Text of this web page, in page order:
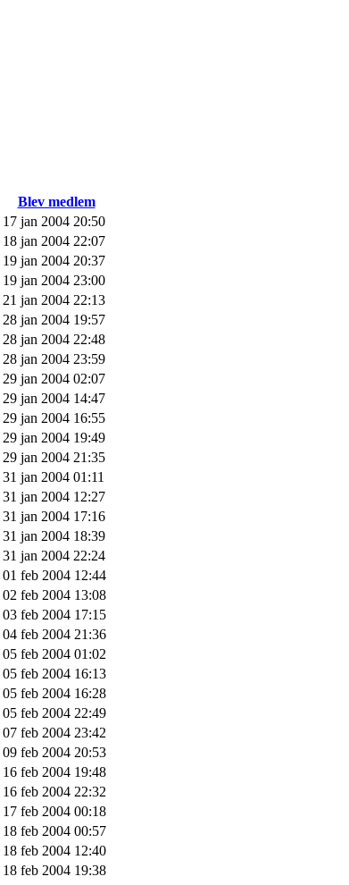
Blev medlem
17 jan 2004 20:50
18 jan 2004 22:07
19 jan 2004 20:37
19 jan 2004 23:00
21 jan 2004 22:13
28 jan 2004 19:57
28 jan 2004 22:48
28 jan 2004 23:59
29 jan 2004 02:07
29 jan 2004 14:47
29 jan 2004 16:55
29 jan 2004 19:49
29 jan 2004 21:35
31 jan 2004 01:11
31 jan 2004 12:27
31 jan 2004 17:16
31 jan 2004 18:39
31 jan 2004 22:24
01 feb 2004 12:44
02 feb 2004 13:08
03 feb 2004 17:15
04 feb 2004 21:36
05 feb 2004 01:02
05 feb 2004 16:13
05 feb 2004 16:28
05 feb 2004 22:49
07 feb 2004 23:42
09 feb 2004 20:53
16 feb 2004 19:48
16 feb 2004 22:32
17 feb 2004 00:18
18 feb 2004 00:57
18 feb 2004 12:40
18 feb 2004 19:38